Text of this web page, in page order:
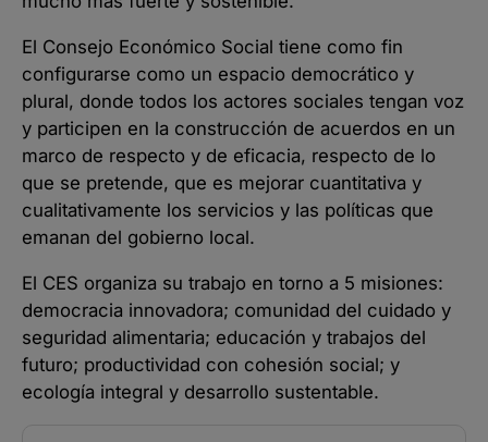
El Consejo Económico Social tiene como fin
configurarse como un espacio democrático y
plural, donde todos los actores sociales tengan voz
y participen en la construcción de acuerdos en un
marco de respecto y de eficacia, respecto de lo
que se pretende, que es mejorar cuantitativa y
cualitativamente los servicios y las políticas que
emanan del gobierno local.
El CES organiza su trabajo en torno a 5 misiones:
democracia innovadora; comunidad del cuidado y
seguridad alimentaria; educación y trabajos del
futuro; productividad con cohesión social; y
ecología integral y desarrollo sustentable.